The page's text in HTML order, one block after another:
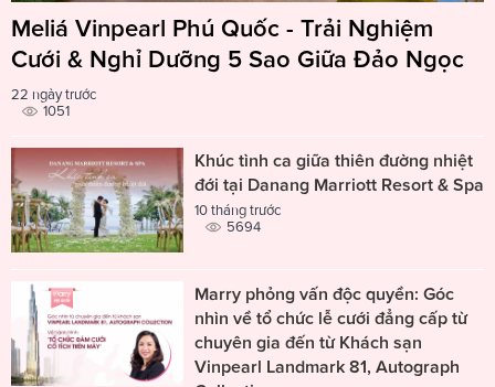
Meliá Vinpearl Phú Quốc - Trải Nghiệm
Cưới & Nghỉ Dưỡng 5 Sao Giữa Đảo Ngọc
22 ngày trước
1051
Khúc tình ca giữa thiên đường nhiệt
đới tại Danang Marriott Resort & Spa
10 tháng trước
5694
Marry phỏng vấn độc quyền: Góc
nhìn về tổ chức lễ cưới đẳng cấp từ
chuyên gia đến từ Khách sạn
Vinpearl Landmark 81, Autograph